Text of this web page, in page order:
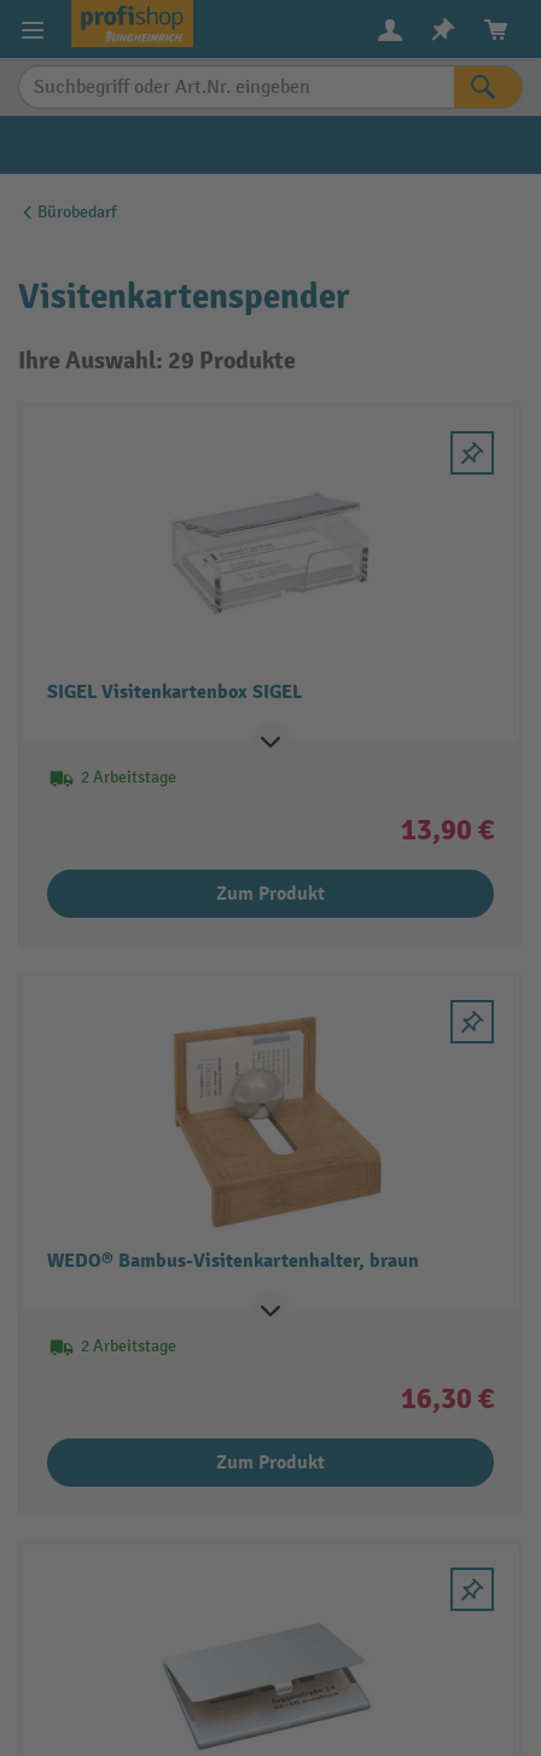
springen
Bürobedarf
Visitenkartenspender
Ihre Auswahl: 29 Produkte
SIGEL Visitenkartenbox SIGEL
2 Arbeitstage
13,90 €
Zum Produkt
WEDO® Bambus-Visitenkartenhalter, braun
2 Arbeitstage
16,30 €
Zum Produkt